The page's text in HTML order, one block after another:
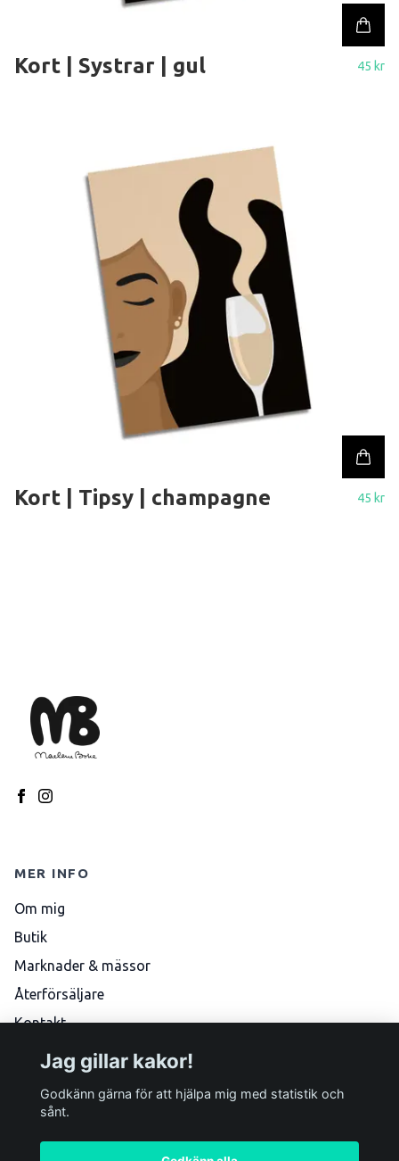
Kort | Systrar | gul 45 kr
Kort | Tipsy | champagne 45 kr
MER INFO
Om mig
Butik
Marknader & mässor
Återförsäljare
Kontakt
Köpvillkor
Jag gillar kakor!
Godkänn gärna för att hjälpa mig med statistik och
sånt.